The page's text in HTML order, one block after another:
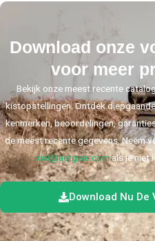
Download onze
voor meer
Bekijk onze meest recente
kistopstellingen. Ontdek
kenmerken, beoordelingen,
de meest recente gegevens. Neem
xixi@aetgear.comals je niet
Download Nu De